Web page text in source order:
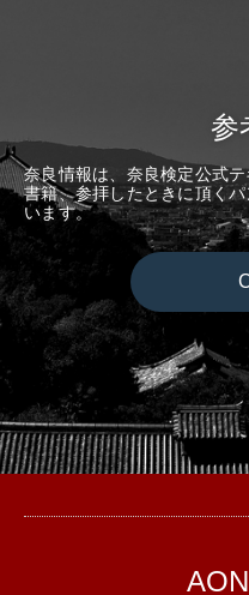
参
奈良情報は、奈良検定公式
書籍、参拝したときに頂く
います。